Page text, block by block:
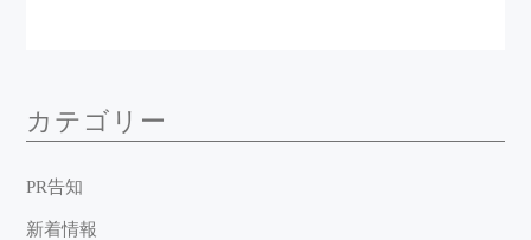
カテゴリー
PR告知
新着情報